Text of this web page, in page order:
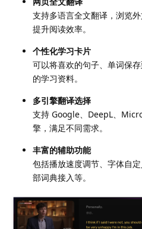
支持多语言全文翻译，浏览
提升阅读效率。
个性化学习卡片
可以将喜欢的句子、单词保
的学习资料。
多引擎翻译选择
支持 Google、DeepL、
擎，满足不同需求。
丰富的辅助功能
包括播放速度调节、字体自
部词典接入等。